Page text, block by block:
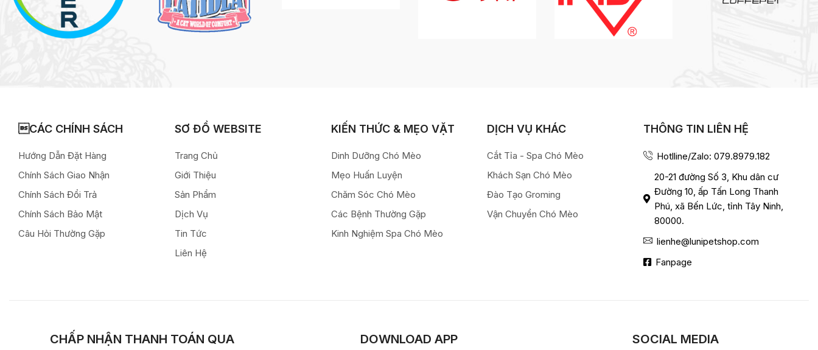
CÁC CHÍNH SÁCH
Hướng Dẫn Đặt Hàng
Chính Sách Giao Nhận
Chính Sách Đổi Trả
Chính Sách Bảo Mật
Câu Hỏi Thường Gặp
SƠ ĐỒ WEBSITE
Trang Chủ
Giới Thiệu
Sản Phẩm
Dịch Vụ
Tin Tức
Liên Hệ
KIẾN THỨC & MẸO VẶT
Dinh Dưỡng Chó Mèo
Mẹo Huấn Luyện
Chăm Sóc Chó Mèo
Các Bệnh Thường Gặp
Kinh Nghiệm Spa Chó Mèo
DỊCH VỤ KHÁC
Cắt Tỉa - Spa Chó Mèo
Khách Sạn Chó Mèo
Đào Tạo Groming
Vận Chuyển Chó Mèo
THÔNG TIN LIÊN HỆ
Hotlline/Zalo: 079.8979.182
20-21 đường Số 3, Khu dân cư
Đường 10, ấp Tấn Long Thanh
Phú, xã Bến Lức, tỉnh Tây Ninh,
80000.
lienhe@lunipetshop.com
Fanpage
CHẤP NHẬN THANH TOÁN QUA DOWNLOAD APP SOCIAL MEDIA